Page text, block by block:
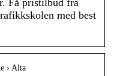
Få pristilbud fra
med best
› Alta